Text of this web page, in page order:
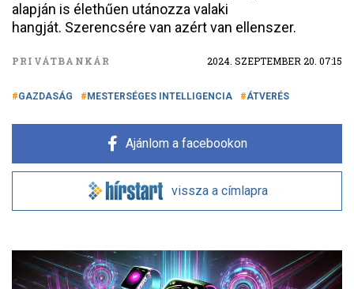
alapján is élethűen utánozza valaki
hangját. Szerencsére van azért van ellenszer.
PRIVÁTBANKÁR 2024. SZEPTEMBER 20. 07:15
GAZDASÁG MESTERSÉGES INTELLIGENCIA ÁTVERÉS
Ajánlom a facebookon
vissza a címlapra